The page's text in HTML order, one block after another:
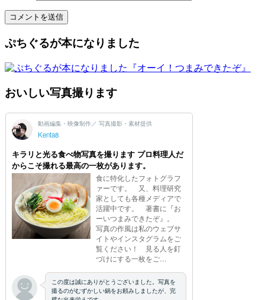
ぷちぐるが本になりました
おいしい写真撮ります